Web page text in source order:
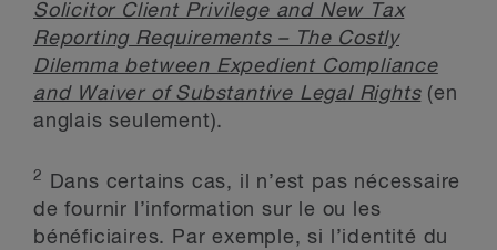
Solicitor Client Privilege and New Tax
Reporting Requirements – The Costly
Dilemma between Expedient Compliance
and Waiver of Substantive Legal Rights(en
anglais seulement).
2
Dans certains cas, il n’est pas nécessaire
de fournir l’information sur le ou les
bénéficiaires. Par exemple, si l’identité du